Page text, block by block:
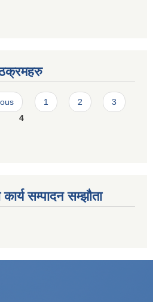
1 2
3
4
सम्पादन सम्झौता